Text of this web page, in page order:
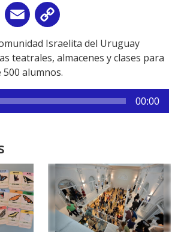
WhatsApp
Email
Link
Israelita del Uruguay
teatrales, almacenes y clases para
alumnos.
00:00